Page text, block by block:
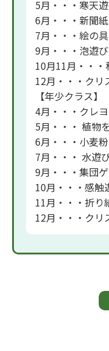
5月・・・寒天
6月・・・新聞
7月・・・絵の
9月・・・泡遊び
10月11月・・・
12月・・・クリ
【年少クラス】
4月・・・クレ
5月・・・ 植物
6月・・・小麦
7月・・・ 水遊
9月・・・集団
10月・・・感触
11月・・・折り
12月・・・クリ